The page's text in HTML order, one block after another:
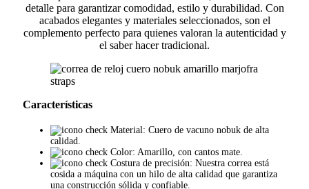
detalle para garantizar comodidad, estilo y durabilidad. Con
acabados elegantes y materiales seleccionados, son el
complemento perfecto para quienes valoran la autenticidad y
el saber hacer tradicional.
Características
Material: Cuero de vacuno nobuk de alta
calidad.
Color: Amarillo, con cantos mate.
Costura de precisión: Nuestra correa está
cosida a máquina con un hilo de alta calidad que garantiza
una construcción sólida y confiable.